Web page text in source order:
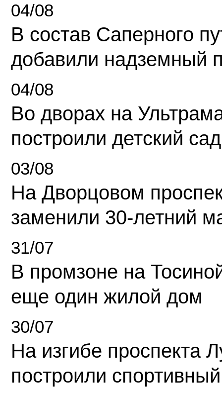
04/08
В состав Саперного
добавили надземный
04/08
Во дворах на
построили детский сад
03/08
На Дворцовом
заменили 30-летний
31/07
В промзоне на
еще один жилой дом
30/07
На изгибе проспекта
построили